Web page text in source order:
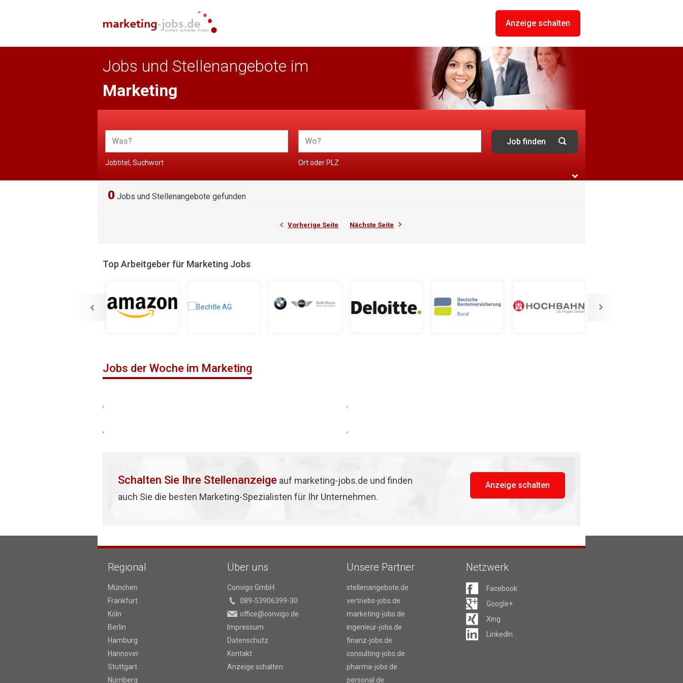
Anzeige schalten
Jobs und Stellenangebote im
Marketing
Jobtitel, Suchwort Ort oder PLZ
0 Jobs und Stellenangebote gefunden
Vorherige Seite Nächste Seite
Top Arbeitgeber für Marketing Jobs
Jobs der Woche im Marketing
, ,
, ,
Schalten Sie Ihre Stellenanzeige auf marketing-jobs.de und finden
auch Sie die besten Marketing-Spezialisten für Ihr Unternehmen.
Anzeige schalten
Regional
München
Frankfurt
Köln
Berlin
Hamburg
Hannover
Stuttgart
Nürnberg
Über uns
Convigo GmbH
089-53906399-30
office@convigo.de
Impressum
Datenschutz
Kontakt
Anzeige schalten
Unsere Partner
stellenangebote.de
vertriebs-jobs.de
marketing-jobs.de
ingenieur-jobs.de
finanz-jobs.de
consulting-jobs.de
pharma-jobs.de
personal.de
Netzwerk
Facebook
Google+
Xing
LinkedIn